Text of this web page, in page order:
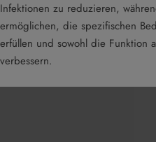
Infektionen zu reduzieren,
ermöglichen, die spezifischen
erfüllen und sowohl die Funktion
verbessern.